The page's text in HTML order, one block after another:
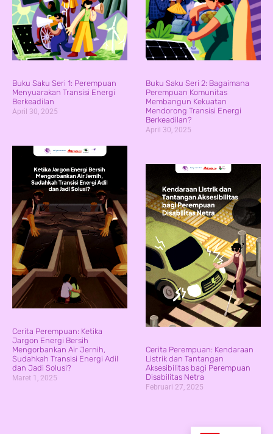
Buku Saku Seri 1: Perempuan
Menyuarakan Transisi Energi
Berkeadilan
April 30, 2025
Buku Saku Seri 2: Bagaimana
Perempuan Komunitas
Membangun Kekuatan
Mendorong Transisi Energi
Berkeadilan?
April 30, 2025
Cerita Perempuan: Ketika
Jargon Energi Bersih
Mengorbankan Air Jernih,
Sudahkah Transisi Energi Adil
dan Jadi Solusi?
Maret 1, 2025
Cerita Perempuan: Kendaraan
Listrik dan Tantangan
Aksesibilitas bagi Perempuan
Disabilitas Netra
Februari 27, 2025